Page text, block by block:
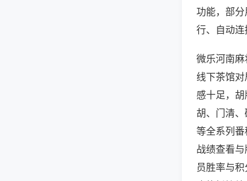
功能，部分
行、自动连
微乐河南
线下茶馆
感十足，
胡、门清
等全系列
战绩查看
员胜率与